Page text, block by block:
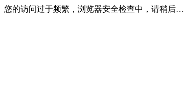
您的访问过于频繁，浏览器安全检查中，请稍后…